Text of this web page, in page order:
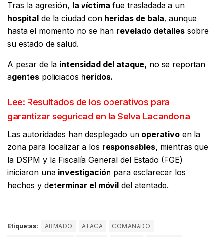
Tras la agresión, la víctima fue trasladada a un
hospital de la ciudad con heridas de bala, aunque
hasta el momento no se han revelado detalles sobre
su estado de salud.
A pesar de la intensidad del ataque, no se reportan
agentes policiacos heridos.
Lee: Resultados de los operativos para
garantizar seguridad en la Selva Lacandona
Las autoridades han desplegado un operativo en la
zona para localizar a los responsables, mientras que
la DSPM y la Fiscalía General del Estado (FGE)
iniciaron una investigación para esclarecer los
hechos y determinar el móvil del atentado.
Etiquetas: ARMADO ATACA COMANADO